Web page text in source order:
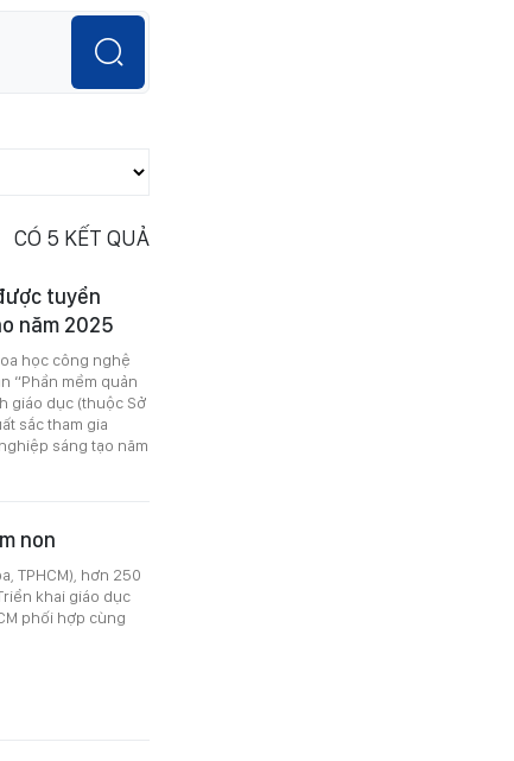
CÓ 5 KẾT QUẢ
tuyển
năm 2025
học công nghệ
“Phần mềm quản
giáo dục (thuộc Sở
sắc tham gia
sáng tạo năm
non
TPHCM), hơn 250
khai giáo dục
phối hợp cùng